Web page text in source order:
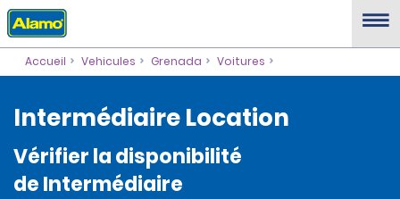
Accueil Vehicules Grenada Voitures
Intermédiaire Location
Vérifier la disponibilité
de Intermédiaire